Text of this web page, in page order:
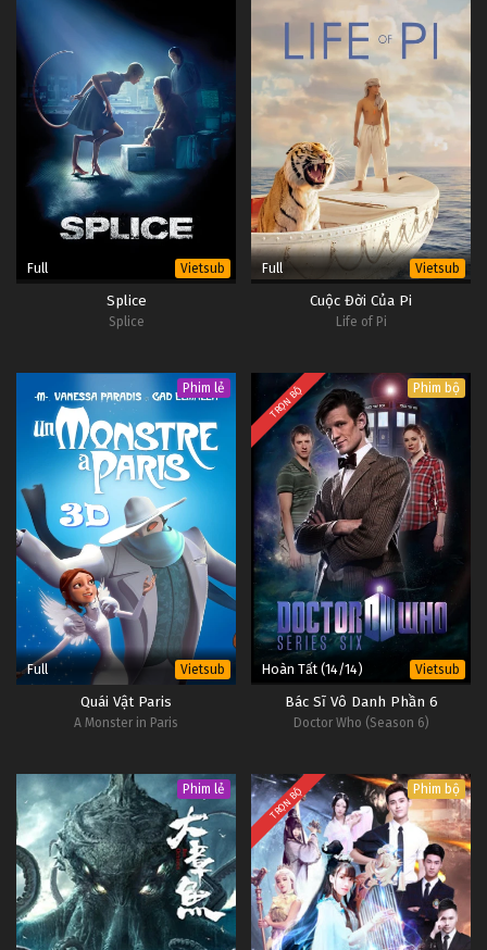
2 NieR: Automata Tập 2
Vietsub
#1
1 NieR: Automata Tập 1
Vietsub
#1
Full Vietsub
Splice
Splice
Full Vietsub
Cuộc Đời Của Pi
Life of Pi
Phim lẻ
Full Vietsub
Quái Vật Paris
A Monster in Paris
TRỌN BỘ Phim bộ
Hoàn Tất (14/14) Vietsub
Bác Sĩ Vô Danh Phần 6
Doctor Who (Season 6)
Phim lẻ TRỌN BỘ Phim bộ